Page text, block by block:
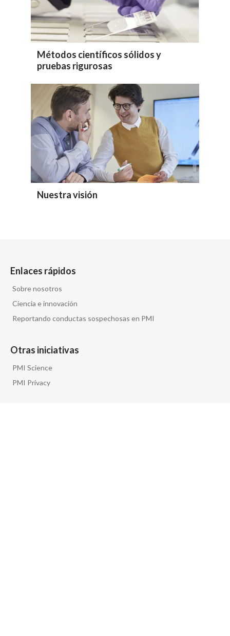
Métodos científicos sólidos y
pruebas rigurosas
Nuestra visión
Enlaces rápidos
Sobre nosotros
Ciencia e innovación
Reportando conductas sospechosas en PMI
Otras iniciativas
PMI Science
PMI Privacy